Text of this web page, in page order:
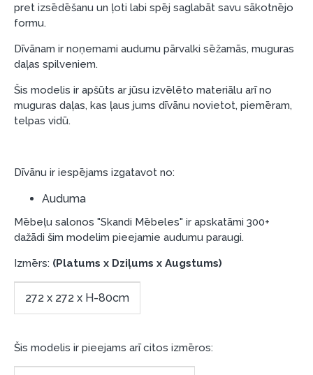
Līguma nosacījumi:
Līzinga līgumu drīkst parakstīt tikai tā persona,
kura ir norādīta kredīta saņemšanas līgumā.
Papildu informācija:
Pirms kredīta noformēšanas, lūdzam iepazīties ar
preču piegādes noteikumiem
Finansiālā atbildība:
Aicinām aizņemties atbildīgi! Pirms aizņemties,
lūdzu, izvērtējiet savas finansiālās iespējas.
pret izsēdēšanu un ļoti labi spēj saglabāt savu sākotnējo
formu.
Dīvānam ir noņemami audumu pārvalki sēžamās, muguras
daļas spilveniem.
Šis modelis ir apšūts ar jūsu izvēlēto materiālu arī no
muguras daļas, kas ļaus jums dīvānu novietot, piemēram,
telpas vidū.
Dīvānu ir iespējams izgatavot no:
Auduma
Mēbeļu salonos "Skandi Mēbeles" ir apskatāmi 300+
dažādi šim modelim pieejamie audumu paraugi.
Izmērs: (Platums x Dziļums x Augstums)
272 x 272 x H-80cm
Šis modelis ir pieejams arī citos izmēros: